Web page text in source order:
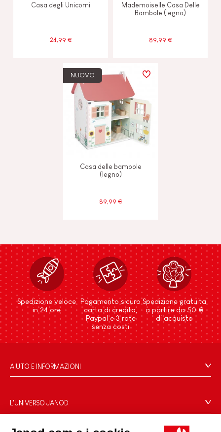
Casa degli Unicorni
24,99 €
Mademoiselle Casa Delle
Bambole (legno)
89,99 €
NUOVO
Casa delle bambole
(legno)
89,99 €
Spedizione veloce
in 24 ore
Pagamento sicuro
carta di credito,
Paypal e 3 rate
senza costi
Spedizione gratuita
a partire da 50 €
di acquisto
AIUTO E INFORMAZIONI
Domande Frequenti
Contatti
Negozi
L'UNIVERSO JANOD